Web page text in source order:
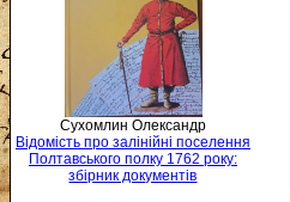
Сухомлин Олександр
Відомість про залінійні поселення
Полтавського полку 1762 року:
збірник документів